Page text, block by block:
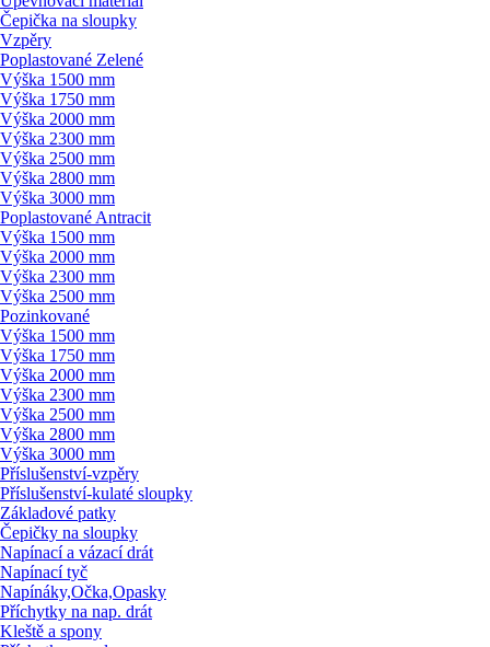
Čepička na sloupky
Vzpěry
Poplastované Zelené
Výška 1500 mm
Výška 1750 mm
Výška 2000 mm
Výška 2300 mm
Výška 2500 mm
Výška 2800 mm
Výška 3000 mm
Poplastované Antracit
Výška 1500 mm
Výška 2000 mm
Výška 2300 mm
Výška 2500 mm
Pozinkované
Výška 1500 mm
Výška 1750 mm
Výška 2000 mm
Výška 2300 mm
Výška 2500 mm
Výška 2800 mm
Výška 3000 mm
Příslušenství-vzpěry
Příslušenství-kulaté sloupky
Základové patky
Čepičky na sloupky
Napínací a vázací drát
Napínací tyč
Napínáky,Očka,Opasky
Příchytky na nap. drát
Kleště a spony